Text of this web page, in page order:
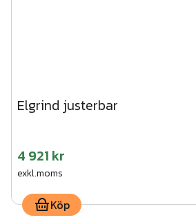
Elgrind justerbar
4 921 kr
exkl.moms
Köp